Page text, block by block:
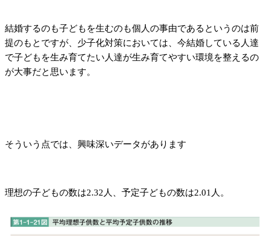
結婚するのも子どもを生むのも個人の事由であるというのは前
提のもとですが、少子化対策においては、今結婚している人達
で子どもを生み育てたい人達が生み育てやすい環境を整えるの
が大事だと思います。
そういう点では、興味深いデータがあります
理想の子どもの数は2.32人、予定子どもの数は2.01人。